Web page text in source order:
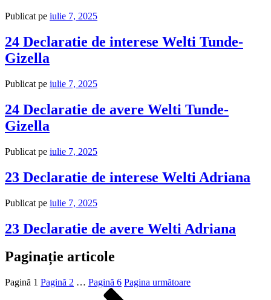
Publicat pe iulie 7, 2025
24 Declaratie de interese Welti Tunde-
Gizella
Publicat pe iulie 7, 2025
24 Declaratie de avere Welti Tunde-
Gizella
Publicat pe iulie 7, 2025
23 Declaratie de interese Welti Adriana
Publicat pe iulie 7, 2025
23 Declaratie de avere Welti Adriana
Paginație articole
Pagină 1 Pagină 2 … Pagină 6 Pagina următoare